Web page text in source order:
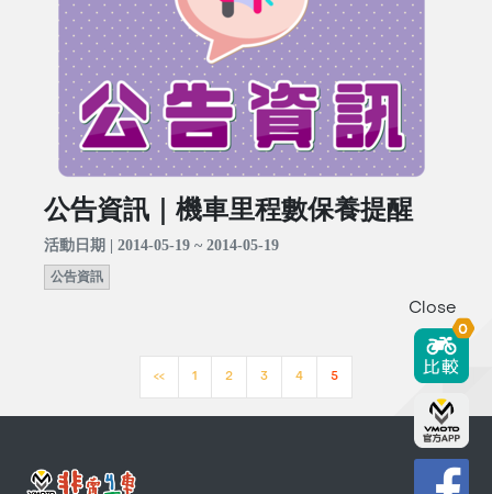
公告資訊｜機車里程數保養提醒
活動日期 | 2014-05-19 ~ 2014-05-19
公告資訊
<< 1 2 3 4 5
Close
0